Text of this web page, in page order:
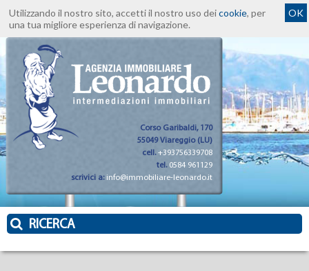
Utilizzando il nostro sito, accetti il nostro uso deicookie, per
una tua migliore esperienza di navigazione.
OK
Corso Garibaldi, 170
55049 Viareggio (LU)
cell.+393756339708
tel. 0584 961129
scrivici a: info@immobiliare-leonardo.it
RICERCA